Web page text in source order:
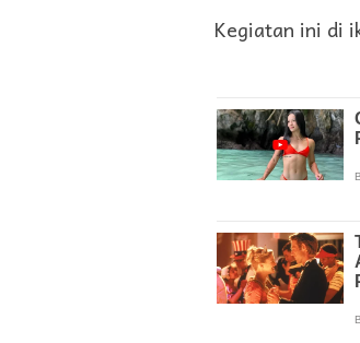
Kegiatan ini di